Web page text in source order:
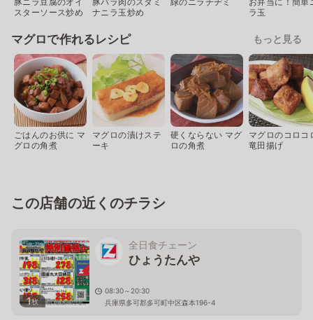
スターソース炒め
ナニラ玉炒め
ラ玉
マグロで作れるレシピ もっと見る
ごはんのお供に マ
グロの角煮
マグロの漬けステ
ーキ
硬くならない マグ
ロの角煮
マグロのコロコ
竜田揚げ
この店舗の近くのチラシ
1枚
全日食チェーン
ひょうたんや
08:30～20:30
兵庫県多可郡多可町中区森本196-4